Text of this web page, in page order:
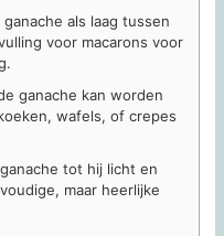
ganache als laag tussen
voor macarons voor
ganache kan worden
wafels, of crepes
tot hij licht en
maar heerlijke